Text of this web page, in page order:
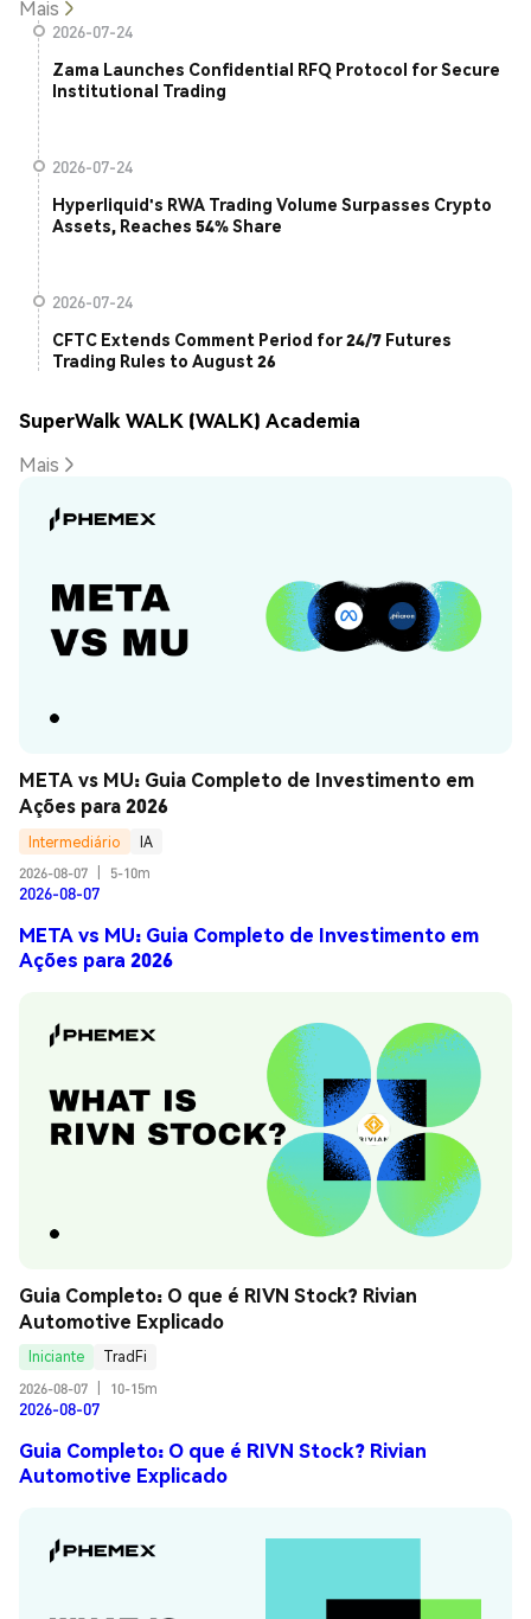
Mais
2026-07-24
Zama Launches Confidential RFQ Protocol for Secure
Institutional Trading
2026-07-24
Hyperliquid's RWA Trading Volume Surpasses Crypto
Assets, Reaches 54% Share
2026-07-24
CFTC Extends Comment Period for 24/7 Futures
Trading Rules to August 26
SuperWalk WALK (WALK) Academia
Mais
META vs MU: Guia Completo de Investimento em
Ações para 2026
Intermediário
IA
2026-08-07
5-10m
2026-08-07
META vs MU: Guia Completo de Investimento em
Ações para 2026
Guia Completo: O que é RIVN Stock? Rivian
Automotive Explicado
Iniciante
TradFi
2026-08-07
10-15m
2026-08-07
Guia Completo: O que é RIVN Stock? Rivian
Automotive Explicado